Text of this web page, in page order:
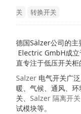
关 转换开关
德国Sälzer公司的主
Electric GmbH成
直专注于低压开关柜
Salzer 电气开关广
暖、气候、通风、
关、 Salzer 隔离开关
试模块等。